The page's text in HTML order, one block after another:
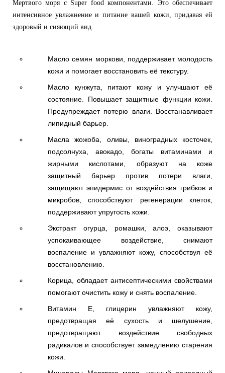
Мертвого моря с Super food компонентами. Это обеспечивает
интенсивное увлажнение и питание вашей кожи, придавая ей
здоровый и сияющий вид.
Масло семян моркови, поддерживает молодость
кожи и помогает восстановить её текстуру.
Масло кунжута, питают кожу и улучшают её
состояние. Повышает защитные функции кожи.
Предупреждает потерю влаги. Восстанавливает
липидный барьер.
Масла жожоба, оливы, виноградных косточек,
подсолнуха, авокадо, богаты витаминами и
жирными кислотами, образуют на коже
защитный барьер против потери влаги,
защищают эпидермис от воздействия грибков и
микробов, способствуют регенерации клеток,
поддерживают упругость кожи.
Экстракт огурца, ромашки, алоэ, оказывают
успокаивающее воздействие, снимают
воспаление и увлажняют кожу, способствуя её
восстановлению.
Корица, обладает антисептическими свойствами
помогают очистить кожу и снять воспаление.
Витамин E, глицерин увлажняют кожу,
предотвращая её сухость и шелушение,
предотвращают воздействие свободных
радикалов и способствует замедлению старения
кожи.